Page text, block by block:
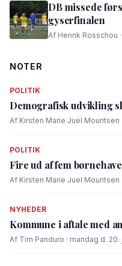
DB missede
gyserfinalen
Af Henrik Rosschou
NOTER
POLITIK
Demografisk udvikling
Af Kirsten Marie Juel Mouritsen
POLITIK
Fire ud af fem
Af Kirsten Marie Juel Mouritsen
NYHEDER
Kommune i aftale med
Af Tim Panduro · mandag d. 20.